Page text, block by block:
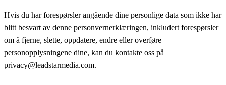
Hvis du har forespørsler angående dine personlige data som ikke har
blitt besvart av denne personvernerklæringen, inkludert forespørsler
om å fjerne, slette, oppdatere, endre eller overføre
personopplysningene dine, kan du kontakte oss på
privacy@leadstarmedia.com.